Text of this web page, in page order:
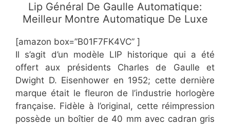
​Lip Général De Gaulle Automatique:
Meilleur Montre Automatique De Luxe
[amazon box=”B01F7FK4VC” ]
Il s’agit d’un modèle LIP historique qui a été
offert aux présidents Charles de Gaulle et
Dwight D. Eisenhower en 1952; cette dernière
marque était le fleuron de l’industrie horlogère
française. Fidèle à l’original, cette réimpression
possède un boîtier de 40 mm avec cadran gris